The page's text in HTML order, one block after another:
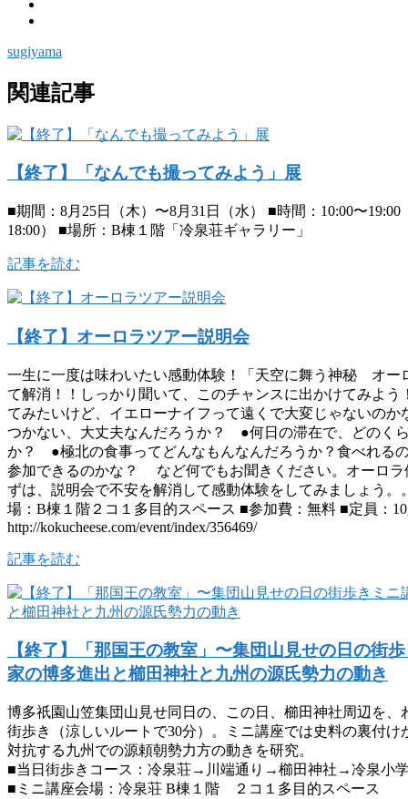
sugiyama
関連記事
【終了】「なんでも撮ってみよう」展
■期間：8月25日（木）〜8月31日（水） ■時間：10:00〜
18:00） ■場所：B棟１階「冷泉荘ギャラリー」
記事を読む
【終了】オーロラツアー説明会
一生に一度は味わいたい感動体験！「天空に舞う神秘 オー
て解消！！しっかり聞いて、このチャンスに出かけてみよ
てみたいけど、イエローナイフって遠くで大変じゃないの
つかない、大丈夫なんだろうか？ ●何日の滞在で、どのく
か？ ●極北の食事ってどんなもんなんだろうか？食べれる
参加できるのかな？ など何でもお聞きください。オーロラ
ずは、説明会で不安を解消して感動体験をしてみましょう。
場：B棟１階２コ１多目的スペース ■参加費：無料 ■定員：
http://kokucheese.com/event/index/356469/
記事を読む
【終了】「那国王の教室」〜集団山見せの日の
家の博多進出と櫛田神社と九州の源氏勢力の動き
博多祇園山笠集団山見せ同日の、この日、櫛田神社周辺を
街歩き（涼しいルートで30分）。ミニ講座では史料の裏付
対抗する九州での源頼朝勢力方の動きを研究。
■当日街歩きコース：冷泉荘→川端通り→櫛田神社→冷泉小
■ミニ講座会場：冷泉荘 B棟１階 ２コ１多目的スペース